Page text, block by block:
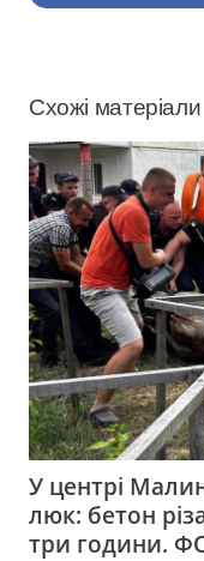
Схожі матеріали
У центрі
люк: бетон
три години.